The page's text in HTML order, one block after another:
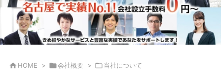

次へ

検索
 HOME > 会社概要 > 当社について